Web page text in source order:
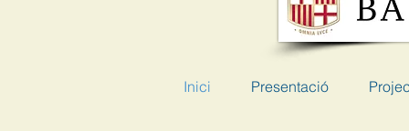
Inici Presentació